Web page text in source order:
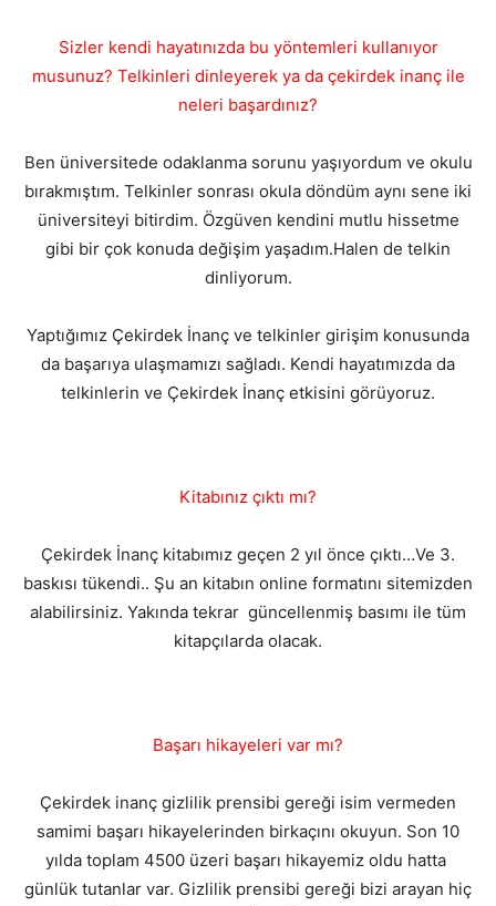
Sizler kendi hayatınızda bu yöntemleri kullanıyor
musunuz? Telkinleri dinleyerek ya da çekirdek inanç ile
neleri başardınız?
Ben üniversitede odaklanma sorunu yaşıyordum ve okulu
bırakmıştım. Telkinler sonrası okula döndüm aynı sene iki
üniversiteyi bitirdim. Özgüven kendini mutlu hissetme
gibi bir çok konuda değişim yaşadım.Halen de telkin
dinliyorum.
Yaptığımız Çekirdek İnanç ve telkinler girişim konusunda
da başarıya ulaşmamızı sağladı. Kendi hayatımızda da
telkinlerin ve Çekirdek İnanç etkisini görüyoruz.
Kitabınız çıktı mı?
Çekirdek İnanç kitabımız geçen 2 yıl önce çıktı…Ve 3.
baskısı tükendi.. Şu an kitabın online formatını sitemizden
alabilirsiniz. Yakında tekrar güncellenmiş basımı ile tüm
kitapçılarda olacak.
Başarı hikayeleri var mı?
Çekirdek inanç gizlilik prensibi gereği isim vermeden
samimi başarı hikayelerinden birkaçını okuyun. Son 10
yılda toplam 4500 üzeri başarı hikayemiz oldu hatta
günlük tutanlar var. Gizlilik prensibi gereği bizi arayan hiç